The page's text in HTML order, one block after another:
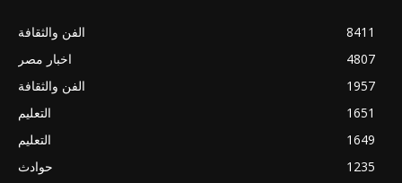
الفن والثقافة
8411
اخبار مصر
4807
الفن والثقافة
1957
التعليم
1651
التعليم
1649
حوادث
1235